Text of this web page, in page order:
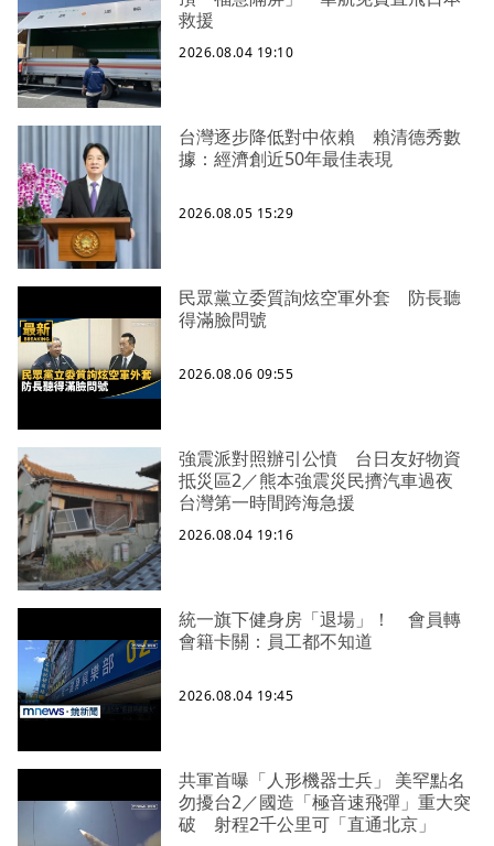
救援
2026.08.04 19:10
台灣逐步降低對中依賴 賴清德秀數
據：經濟創近50年最佳表現
2026.08.05 15:29
民眾黨立委質詢炫空軍外套 防長聽
得滿臉問號
2026.08.06 09:55
強震派對照辦引公憤 台日友好物資
抵災區2／熊本強震災民擠汽車過夜
台灣第一時間跨海急援
2026.08.04 19:16
統一旗下健身房「退場」！ 會員轉
會籍卡關：員工都不知道
2026.08.04 19:45
共軍首曝「人形機器士兵」 美罕點名
勿擾台2／國造「極音速飛彈」重大突
破 射程2千公里可「直通北京」